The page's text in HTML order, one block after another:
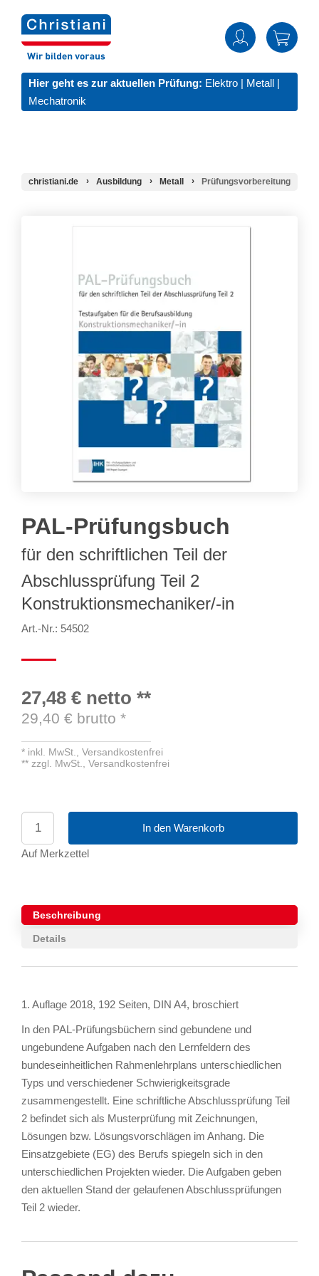
Hier geht es zur aktuellen Prüfung: Elektro | Metall |
Mechatronik
christiani.de Ausbildung Metall Prüfungsvorbereitung
PAL-Prüfungsbuch
für den schriftlichen Teil der
Abschlussprüfung Teil 2
Konstruktionsmechaniker/-in
Art.-Nr.: 54502
27,48 € netto **
29,40 € brutto *
* inkl. MwSt., Versandkostenfrei
** zzgl. MwSt., Versandkostenfrei
In den Warenkorb
Auf Merkzettel
Beschreibung
Details
1. Auflage 2018, 192 Seiten, DIN A4, broschiert
In den PAL-Prüfungsbüchern sind gebundene und
ungebundene Aufgaben nach den Lernfeldern des
bundeseinheitlichen Rahmenlehrplans unterschiedlichen
Typs und verschiedener Schwierigkeitsgrade
zusammengestellt. Eine schriftliche Abschlussprüfung Teil
2 befindet sich als Musterprüfung mit Zeichnungen,
Lösungen bzw. Lösungsvorschlägen im Anhang. Die
Einsatzgebiete (EG) des Berufs spiegeln sich in den
unterschiedlichen Projekten wieder. Die Aufgaben geben
den aktuellen Stand der gelaufenen Abschlussprüfungen
Teil 2 wieder.